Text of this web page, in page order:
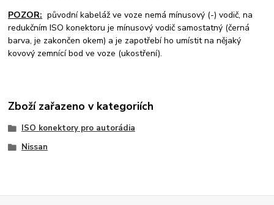
POZOR: původní kabeláž ve voze nemá mínusový (-) vodič, na
redukčním ISO konektoru je mínusový vodič samostatný (černá
barva, je zakončen okem) a je zapotřebí ho umístit na nějaký
kovový zemnící bod ve voze (ukostření).
Zboží zařazeno v kategoriích
ISO konektory pro autorádia
Nissan